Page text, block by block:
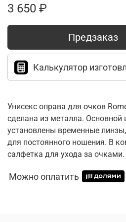
3 650 ₽
Предзаказ
Калькулятор
Унисекс оправа для очков
сделана из металла. Основной
установлены временные
для постоянного ношения. В
салфетка для ухода за очками.
Можно оплатить